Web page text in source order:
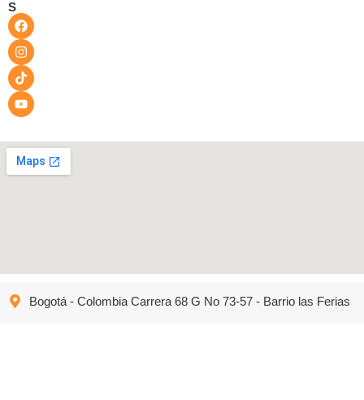
S
Bogotá - Colombia Carrera 68 G No 73-57 - Barrio las Ferias